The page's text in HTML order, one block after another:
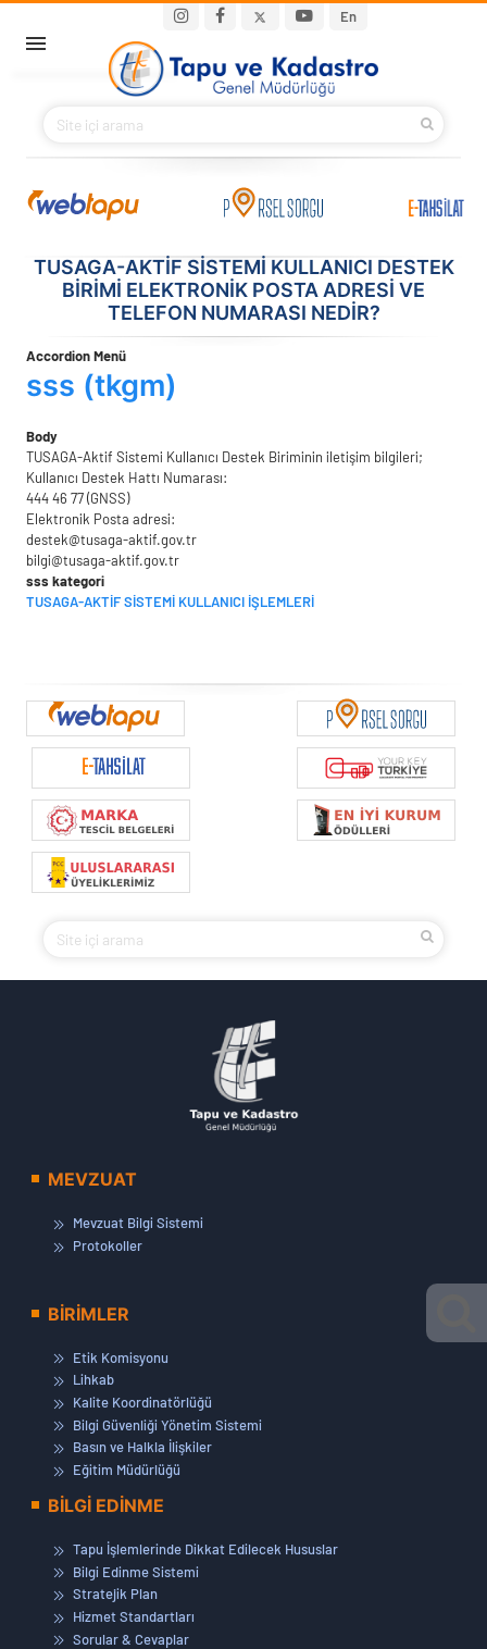
En
Main navigation
BAKANIMIZ
KURUMSAL
PROJELER
E-HİZMETLER
TUSAGA-AKTIF SISTEMI KULLANICI DESTEK
BIRIMI ELEKTRONIK POSTA ADRESI VE
TELEFON NUMARASI NEDIR?
Accordion Menü
sss (tkgm)
Body
TUSAGA-Aktif Sistemi Kullanıcı Destek Biriminin iletişim bilgileri;
Kullanıcı Destek Hattı Numarası:
444 46 77 (GNSS)
Elektronik Posta adresi:
destek@tusaga-aktif.gov.tr
bilgi@tusaga-aktif.gov.tr
sss kategori
TUSAGA-AKTİF SİSTEMİ KULLANICI İŞLEMLERİ
MEVZUAT
Mevzuat Bilgi Sistemi
Protokoller
BİRİMLER
Etik Komisyonu
Lihkab
Kalite Koordinatörlüğü
Bilgi Güvenliği Yönetim Sistemi
Basın ve Halkla İlişkiler
Eğitim Müdürlüğü
BİLGİ EDİNME
Tapu İşlemlerinde Dikkat Edilecek Hususlar
Bilgi Edinme Sistemi
Stratejik Plan
Hizmet Standartları
Sorular & Cevaplar